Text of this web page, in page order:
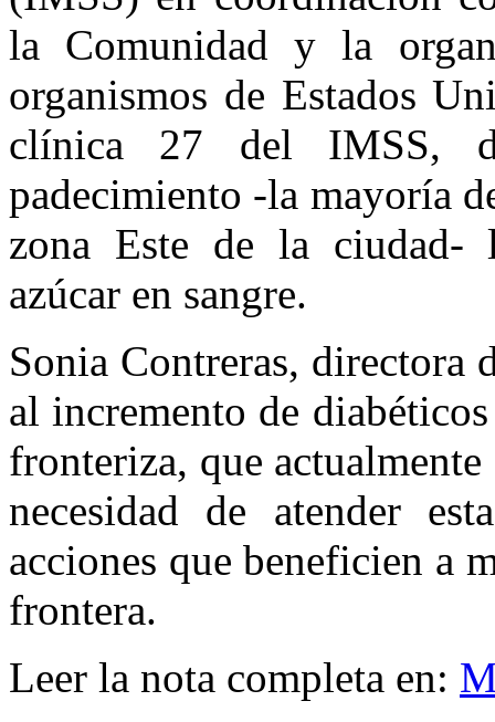
la Comunidad y la
organismos de Estados
clínica 27 del IMSS,
padecimiento -la mayoría
zona Este de la ciudad-
azúcar en sangre.
Sonia Contreras, directora
al incremento de
fronteriza, que
necesidad de atender
acciones que beneficien a
frontera.
Leer la nota completa en: